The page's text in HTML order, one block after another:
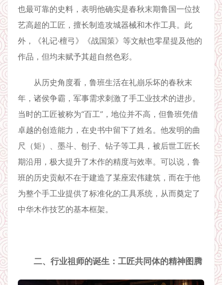
也最可靠的史料，表明他确实是春秋末期鲁国一位技
艺高超的工匠，擅长制造攻城器械和木作工具。此
外，《礼记·檀弓》《战国策》等文献也零星提及他的
作品，但均未赋予其超自然色彩。
从历史角度看，鲁班生活在礼崩乐坏的春秋末
年，诸侯争霸，军事需求刺激了手工业技术的进步。
当时的工匠被称为“百工”，地位并不高，但鲁班凭借
卓越的创造能力，在史书中留下了姓名。他发明的曲
尺（矩）、墨斗、刨子、钻子等工具，被后世工匠长
期沿用，极大提升了木作的精度与效率。可以说，鲁
班的历史贡献不在于建造了某座宏伟建筑，而在于他
为整个手工业提供了标准化的工具系统，从而奠定了
中华木作技艺的基本框架。
二、行业祖师的诞生：工匠共同体的精神图腾